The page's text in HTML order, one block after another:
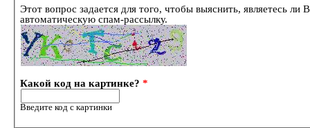
Этот вопрос задается для того, чтобы выяснить, являетесь ли
автоматическую спам-рассылку.
Какой код на картинке?*
Введите код с картинки